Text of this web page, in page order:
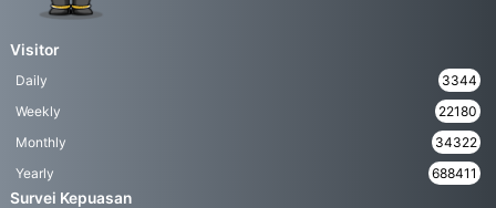
Visitor
Daily
3344
Weekly
22180
Monthly
34322
Yearly
688411
Survei Kepuasan